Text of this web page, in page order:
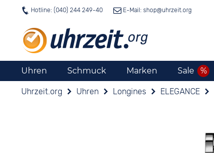
Hotline: (040) 244 249-40 E-Mail: shop@uhrzeit.org
Uhren Schmuck Marken Sale
Uhrzeit.org Uhren Longines ELEGANCE